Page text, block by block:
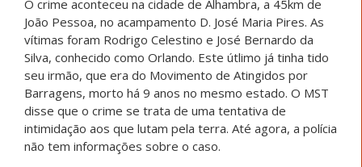
O crime aconteceu na cidade de Alhambra, a 45km de
João Pessoa, no acampamento D. José Maria Pires. As
vítimas foram Rodrigo Celestino e José Bernardo da
Silva, conhecido como Orlando. Este útlimo já tinha tido
seu irmão, que era do Movimento de Atingidos por
Barragens, morto há 9 anos no mesmo estado. O MST
disse que o crime se trata de uma tentativa de
intimidação aos que lutam pela terra. Até agora, a polícia
não tem informações sobre o caso.